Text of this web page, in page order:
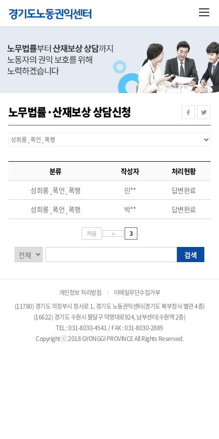
노무법률·산재보상 상담신청
분류 작성자
처리현황
성희롱¸폭언¸폭행
민**
답변완료
성희롱¸폭언¸폭행
박** 답변완료
처음 « 3
검
색
구
색
어
력
검색
개인정보 처리방침
이메일무단수집거부
(11780) 경기도 의정부시 청사로 1, 경기도 노동권익센터(경기도 북부청사 별관 4층)
(16622) 경기도 수원시 팔달구 덕영대로924, 남부센터(수원역 2층)
TEL : 031-8030-4541 / FAX : 031-8030-2889
Copyright ⓒ 2018 GYONGGI PROVINCE All Rights Reserved.